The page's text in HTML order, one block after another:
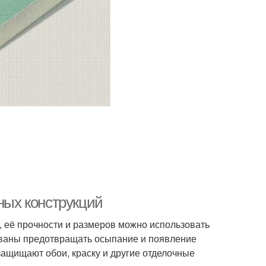
конструкций
прочности и размеров можно использовать
предотвращать осыпание и появление
обои, краску и другие отделочные